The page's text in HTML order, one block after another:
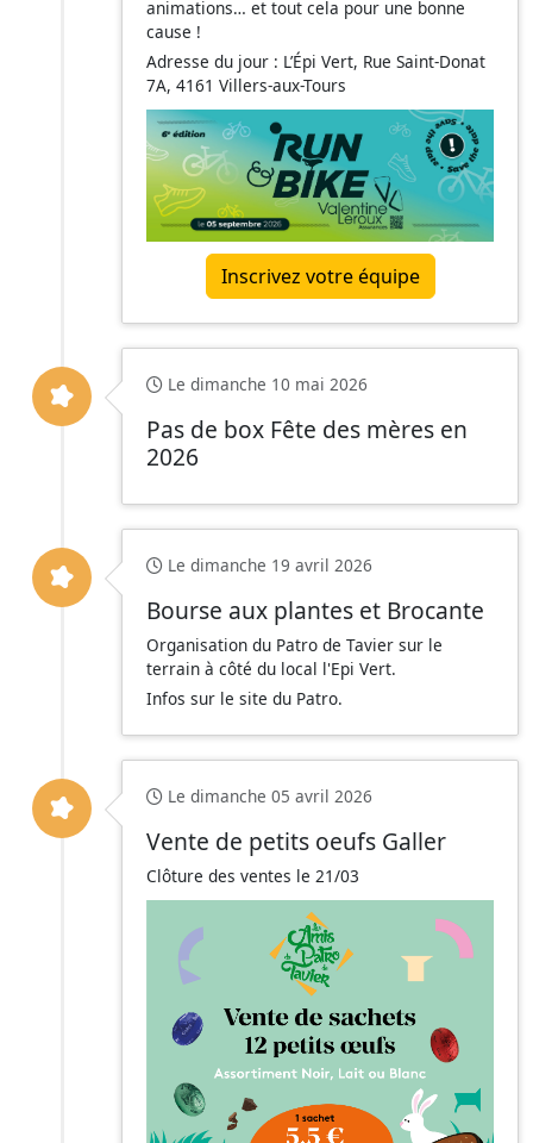
animations… et tout cela pour une bonne
cause !
Adresse du jour : L’Épi Vert, Rue Saint-Donat
7A, 4161 Villers-aux-Tours
Inscrivez votre équipe
Le dimanche 10 mai 2026
Pas de box Fête des mères en
2026
Le dimanche 19 avril 2026
Bourse aux plantes et Brocante
Organisation du Patro de Tavier sur le
terrain à côté du local l'Epi Vert.
Infos sur le site du Patro.
Le dimanche 05 avril 2026
Vente de petits oeufs Galler
Clôture des ventes le 21/03